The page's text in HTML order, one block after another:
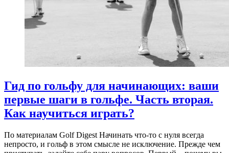
Гид по гольфу для начинающих: ваши
первые шаги в гольфе. Часть вторая.
Как научиться играть?
По материалам Golf Digest Начинать что-то с нуля всегда
непросто, и гольф в этом смысле не исключение. Прежде чем